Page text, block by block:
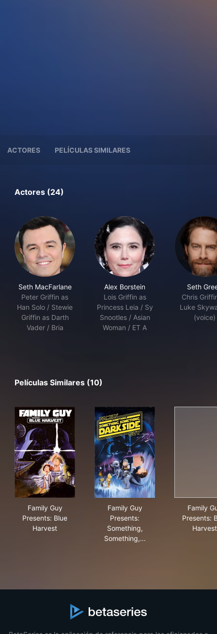
ACTORES PELÍCULAS SIMILARES
Actores (24)
Seth MacFarlane
Peter Griffin as
Han Solo / Stewie
Griffin as Darth
Vader / Bria
Alex Borstein
Lois Griffin as
Princess Leia / Sy
Snootles / Asian
Woman / ET A
Seth
Chris
Luke
(voice)
Películas Similares (10)
Family Guy
Presents: Blue
Harvest
Family Guy
Presents:
Something,
Something,…
Family
Presents:
Harvest